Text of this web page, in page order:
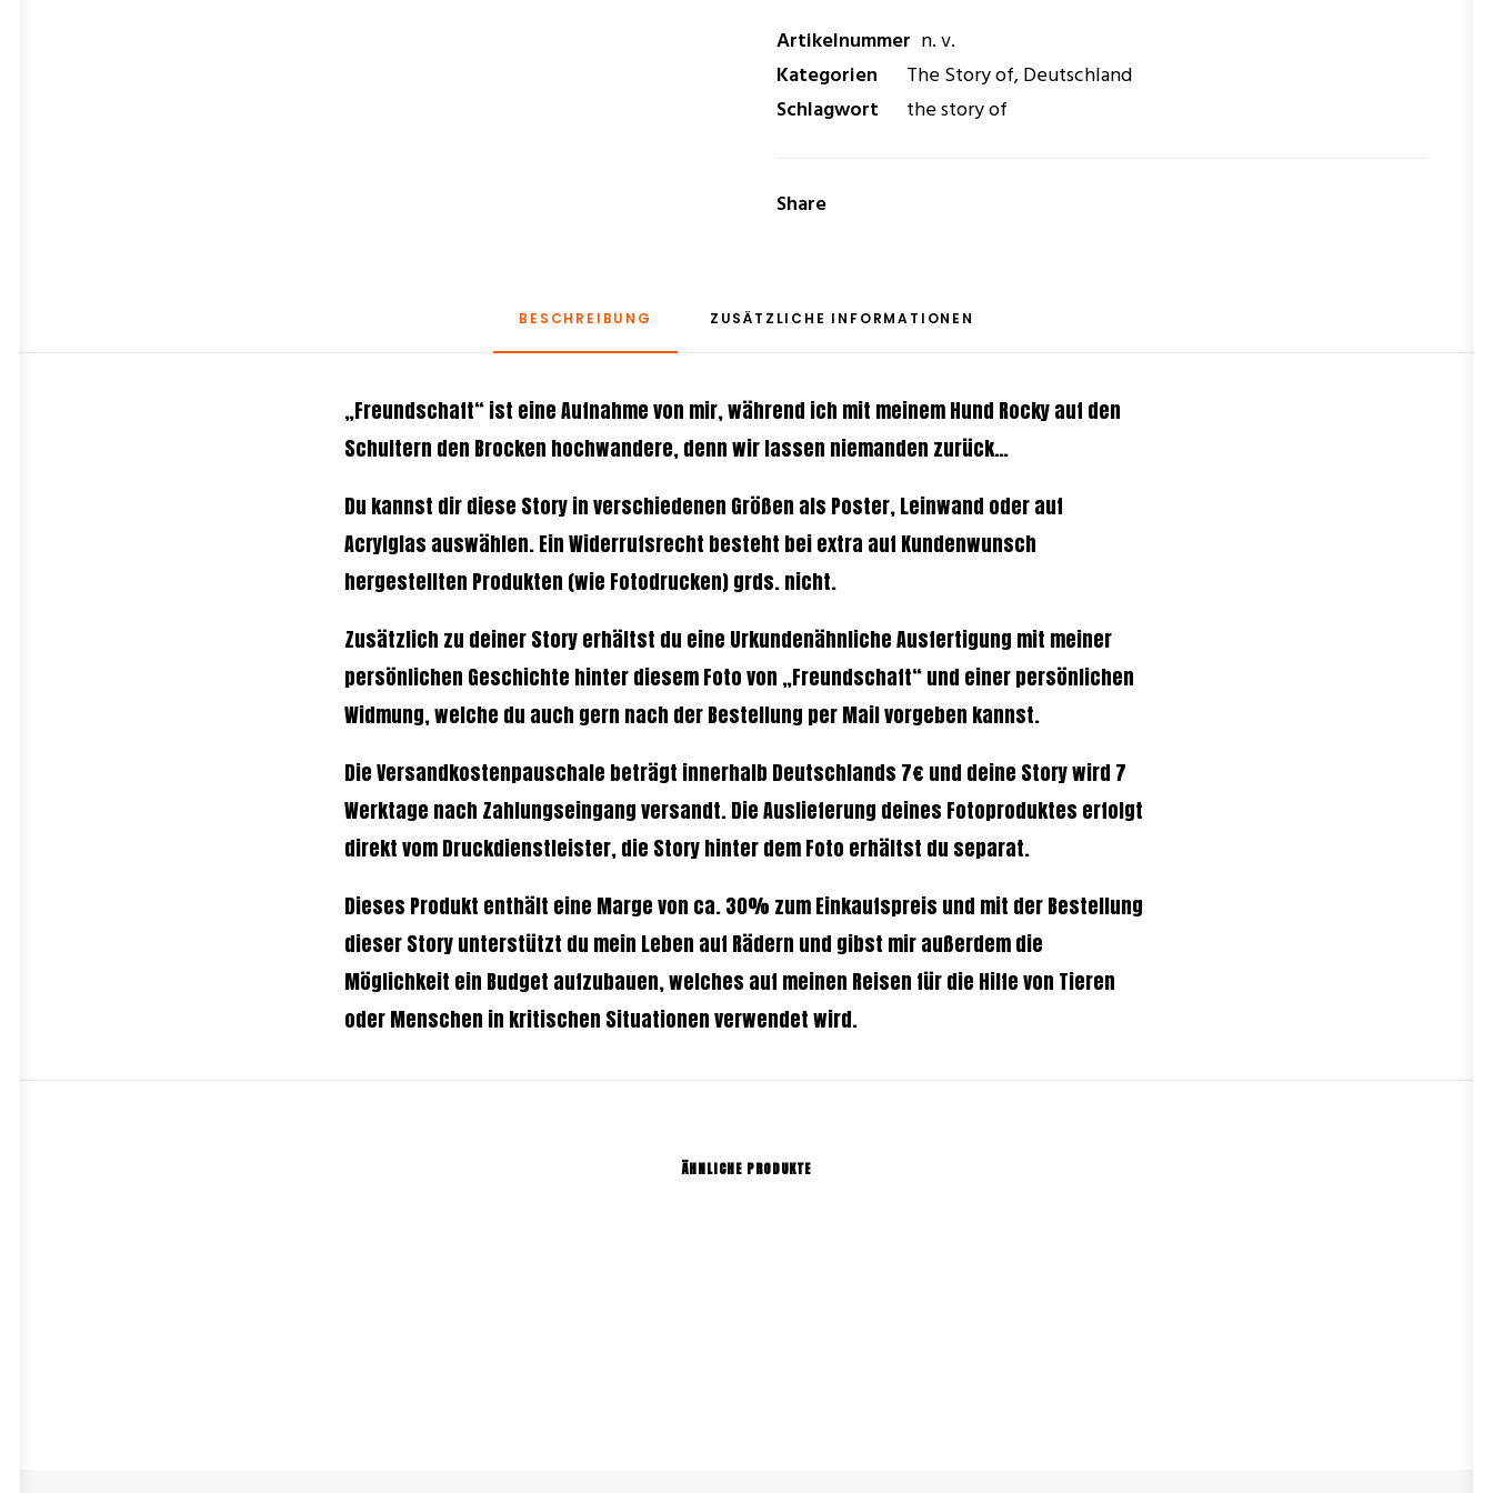
Artikelnummer n. v.
Kategorien
The Story of,Deutschland
Schlagwort
the story of
Share
BESCHREIBUNG ZUSÄTZLICHE INFORMATIONEN
„Freundschaft“ ist eine Aufnahme von mir, während ich mit meinem Hund Rocky auf den
Schultern den Brocken hochwandere, denn wir lassen niemanden zurück…
Du kannst dir diese Story in verschiedenen Größen als Poster, Leinwand oder auf
Acrylglas auswählen. Ein Widerrufsrecht besteht bei extra auf Kundenwunsch
hergestellten Produkten (wie Fotodrucken) grds. nicht.
Zusätzlich zu deiner Story erhältst du eine Urkundenähnliche Ausfertigung mit meiner
persönlichen Geschichte hinter diesem Foto von „Freundschaft“ und einer persönlichen
Widmung, welche du auch gern nach der Bestellung per Mail vorgeben kannst.
Die Versandkostenpauschale beträgt innerhalb Deutschlands 7€ und deine Story wird 7
Werktage nach Zahlungseingang versandt. Die Auslieferung deines Fotoproduktes erfolgt
direkt vom Druckdienstleister, die Story hinter dem Foto erhältst du separat.
Dieses Produkt enthält eine Marge von ca. 30% zum Einkaufspreis und mit der Bestellung
dieser Story unterstützt du mein Leben auf Rädern und gibst mir außerdem die
Möglichkeit ein Budget aufzubauen, welches auf meinen Reisen für die Hilfe von Tieren
oder Menschen in kritischen Situationen verwendet wird.
ÄHNLICHE PRODUKTE